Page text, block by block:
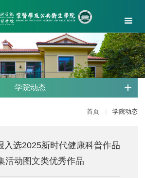
学院动态
首页 学院动态
入选2025新时代健康科普作品
活动图文类优秀作品